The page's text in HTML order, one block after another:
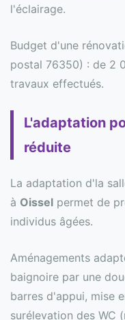
l'éclairage.
Budget d'une
postal 76350) : de 2
travaux effectués.
L'adaptation
réduite
La adaptation d'la
à Oissel permet de
individus âgées.
Aménagements
baignoire par une
barres d'appui, mise
surélevation des WC